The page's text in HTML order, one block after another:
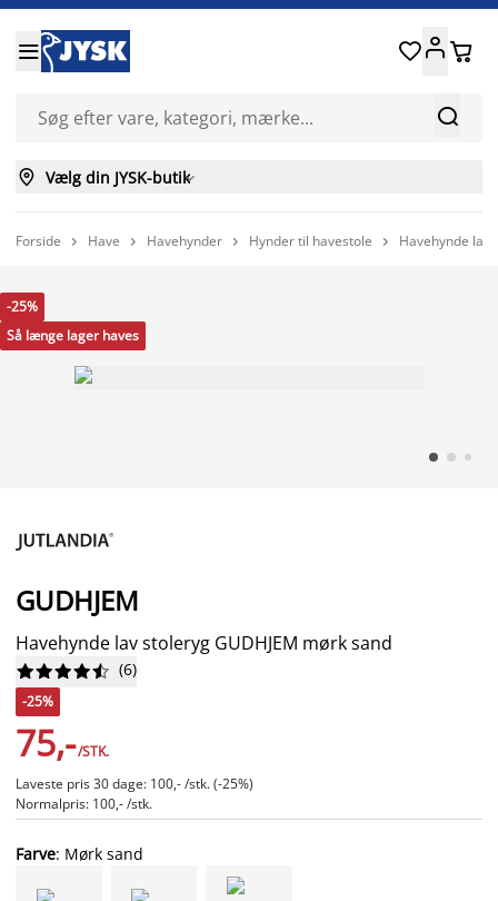


 
 Vælg din JYSK-butik
Forside  Have  Havehynder  Hynder til havestole  Havehynde lav
-25%
Så længe lager haves
GUDHJEM
Havehynde lav stoleryg GUDHJEM mørk sand





 (6)
-25%
75,-/STK.
Laveste pris 30 dage: 100,- /stk. (-25%)
Normalpris: 100,- /stk.
Farve: Mørk sand